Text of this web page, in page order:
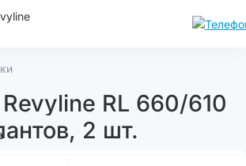
RL 660/610
2 шт.